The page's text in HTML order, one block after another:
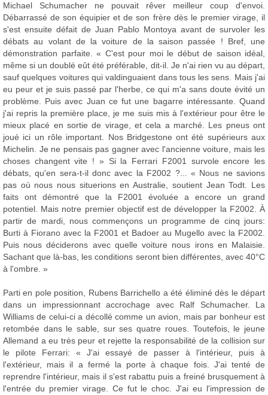
Michael Schumacher ne pouvait rêver meilleur coup d'envoi.
Débarrassé de son équipier et de son frère dès le premier virage, il
s'est ensuite défait de Juan Pablo Montoya avant de survoler les
débats au volant de la voiture de la saison passée ! Bref, une
démonstration parfaite. « C'est pour moi le début de saison idéal,
même si un doublé eût été préférable, dit-il. Je n'ai rien vu au départ,
sauf quelques voitures qui valdinguaient dans tous les sens. Mais j'ai
eu peur et je suis passé par l'herbe, ce qui m'a sans doute évité un
problème. Puis avec Juan ce fut une bagarre intéressante. Quand
j'ai repris la première place, je me suis mis à l'extérieur pour être le
mieux placé en sortie de virage, et cela a marché. Les pneus ont
joué ici un rôle important. Nos Bridgestone ont été supérieurs aux
Michelin. Je ne pensais pas gagner avec l'ancienne voiture, mais les
choses changent vite ! » Si la Ferrari F2001 survole encore les
débats, qu'en sera-t-il donc avec la F2002 ?... « Nous ne savions
pas où nous nous situerions en Australie, soutient Jean Todt. Les
faits ont démontré que la F2001 évoluée a encore un grand
potentiel. Mais notre premier objectif est de développer la F2002. À
partir de mardi, nous commençons un programme de cinq jours:
Burti à Fiorano avec la F2001 et Badoer au Mugello avec la F2002.
Puis nous déciderons avec quelle voiture nous irons en Malaisie.
Sachant que là-bas, les conditions seront bien différentes, avec 40°C
à l'ombre. »
Parti en pole position, Rubens Barrichello a été éliminé dès le départ
dans un impressionnant accrochage avec Ralf Schumacher. La
Williams de celui-ci a décollé comme un avion, mais par bonheur est
retombée dans le sable, sur ses quatre roues. Toutefois, le jeune
Allemand a eu très peur et rejette la responsabilité de la collision sur
le pilote Ferrari: « J'ai essayé de passer à l'intérieur, puis à
l'extérieur, mais il a fermé la porte à chaque fois. J'ai tenté de
reprendre l'intérieur, mais il s'est rabattu puis a freiné brusquement à
l'entrée du premier virage. Ce fut le choc. J'ai eu l'impression de